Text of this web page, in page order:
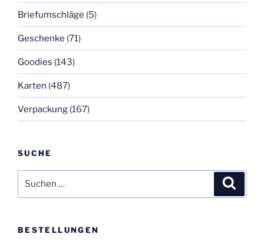
Briefumschläge (5)
Geschenke (71)
Goodies (143)
Karten (487)
Verpackung (167)
SUCHE
nach:
BESTELLUNGEN